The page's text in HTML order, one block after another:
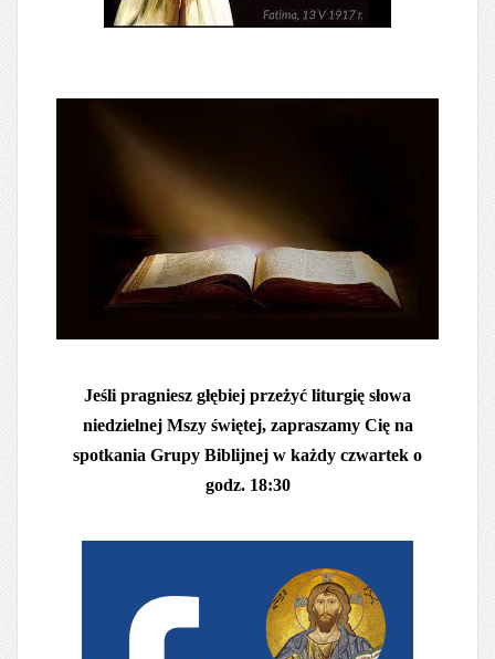
Jeśli pragniesz głębiej przeżyć liturgię słowa
niedzielnej Mszy świętej, zapraszamy Cię na
spotkania Grupy Biblijnej w każdy czwartek o
godz. 18:30